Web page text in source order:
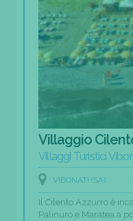
Villaggio
Villaggi Turistici
VIBONATI (SA)
Il Cilento Azzurro é
Palinuro e Maratea a